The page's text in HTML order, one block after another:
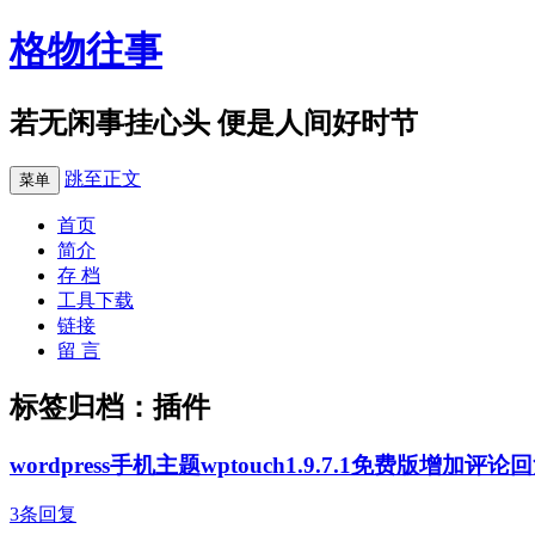
格物往事
若无闲事挂心头 便是人间好时节
菜单 跳至正文
首页
简介
存 档
工具下载
链接
留 言
标签归档： 插件
wordpress手机主题wptouch1.9.7.1免费版增加评论
3条回复